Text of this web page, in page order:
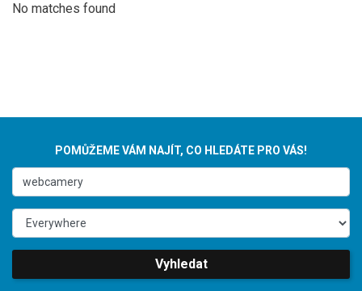
No matches found
POMŮŽEME VÁM NAJÍT, CO HLEDÁTE PRO VÁS!
Vyhledat